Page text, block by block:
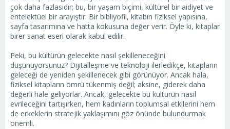
çok daha fazlasıdır; bu, bir yaşam biçimi, kültürel bir aidiyet ve
entelektüel bir arayıştır. Bir bibliyofil, kitabın fiziksel yapısına,
sayfa tasarımına ve hatta kokusuna değer verir. Öyle ki, kitaplar
birer sanat eseri olarak kabul edilir.
Peki, bu kültürün gelecekte nasıl şekilleneceğini
düşünüyorsunuz? Dijitalleşme ve teknoloji ilerledikçe, kitapların
geleceği de yeniden şekillenecek gibi görünüyor. Ancak hala,
fiziksel kitapların ömrü tükenmiş değil; aksine, giderek daha
değerli hale geliyorlar. Ancak, gelecekte bu kültürün nasıl
evrileceğini tartışırken, hem kadınların toplumsal etkilerini hem
de erkeklerin stratejik yaklaşımını göz önünde bulundurmak
önemli.